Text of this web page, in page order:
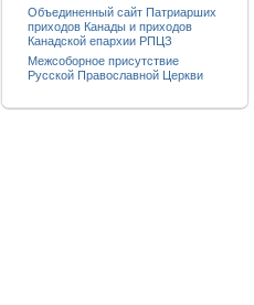
Объединенный сайт Патриарших
приходов Канады и приходов
Канадской епархии РПЦЗ
Межсоборное присутствие
Русской Православной Церкви